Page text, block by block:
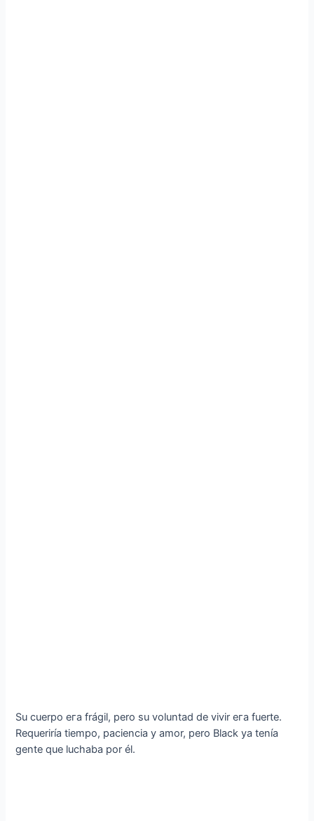
Su cuerpo eга frágil, pero su voluntad de vivir eга fuerte.
Requeriría tiempo, paciencia y amor, pero Black ya tenía
gente que luchaba por él.